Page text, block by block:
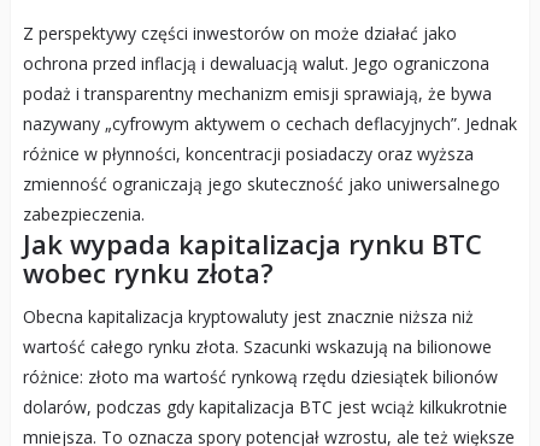
Z perspektywy części inwestorów on może działać jako
ochrona przed inflacją i dewaluacją walut. Jego ograniczona
podaż i transparentny mechanizm emisji sprawiają, że bywa
nazywany „cyfrowym aktywem o cechach deflacyjnych”. Jednak
różnice w płynności, koncentracji posiadaczy oraz wyższa
zmienność ograniczają jego skuteczność jako uniwersalnego
zabezpieczenia.
Jak wypada kapitalizacja rynku BTC
wobec rynku złota?
Obecna kapitalizacja kryptowaluty jest znacznie niższa niż
wartość całego rynku złota. Szacunki wskazują na bilionowe
różnice: złoto ma wartość rynkową rzędu dziesiątek bilionów
dolarów, podczas gdy kapitalizacja BTC jest wciąż kilkukrotnie
mniejsza. To oznacza spory potencjał wzrostu, ale też większe